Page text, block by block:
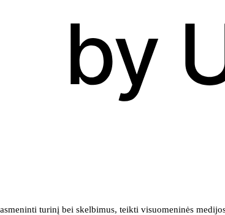
turinį bei skelbimus, teikti visuomeninės